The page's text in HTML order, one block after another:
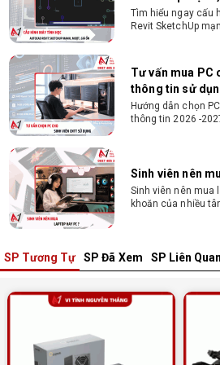
Hướng dẫn chọn
thông tin 2026 -
Sinh viên nên
Sinh viên nên mua
khoăn của nhiều
tập. Xem ngay
Hình Nào Đáng
Tìm laptop sinh
học năm 2026?
Tổng hợp 7
nên mua
Bạn tìm laptop cho
mà, bền bỉ? Xem
Dịch vụ build
SP Tương Tự SP Đã Xem SP Liên Quan